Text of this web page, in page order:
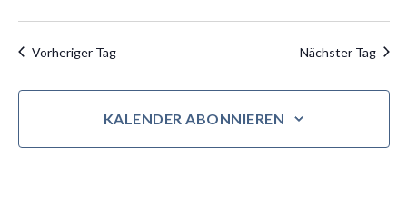
Vorheriger Tag
Nächster Tag
KALENDER ABONNIEREN